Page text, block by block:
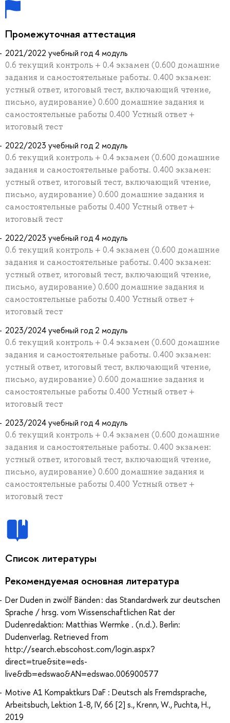
Промежуточная аттестация
2021/2022 учебный год 4 модуль
0.6 текущий контроль + 0.4 экзамен (0.600 домашние
задания и самостоятельные работы. 0.400 экзамен:
устный ответ, итоговый тест, включающий чтение,
письмо, аудирование) 0.600 домашние задания и
самостоятельные работы 0.400 Устный ответ +
итоговый тест
2022/2023 учебный год 2 модуль
0.6 текущий контроль + 0.4 экзамен (0.600 домашние
задания и самостоятельные работы. 0.400 экзамен:
устный ответ, итоговый тест, включающий чтение,
письмо, аудирование) 0.600 домашние задания и
самостоятельные работы 0.400 Устный ответ +
итоговый тест
2022/2023 учебный год 4 модуль
0.6 текущий контроль + 0.4 экзамен (0.600 домашние
задания и самостоятельные работы. 0.400 экзамен:
устный ответ, итоговый тест, включающий чтение,
письмо, аудирование) 0.600 домашние задания и
самостоятельные работы 0.400 Устный ответ +
итоговый тест
2023/2024 учебный год 2 модуль
0.6 текущий контроль + 0.4 экзамен (0.600 домашние
задания и самостоятельные работы. 0.400 экзамен:
устный ответ, итоговый тест, включающий чтение,
письмо, аудирование) 0.600 домашние задания и
самостоятельные работы 0.400 Устный ответ +
итоговый тест
2023/2024 учебный год 4 модуль
0.6 текущий контроль + 0.4 экзамен (0.600 домашние
задания и самостоятельные работы. 0.400 экзамен:
устный ответ, итоговый тест, включающий чтение,
письмо, аудирование) 0.600 домашние задания и
самостоятельные работы 0.400 Устный ответ +
итоговый тест
Список литературы
Рекомендуемая основная литература
Der Duden in zwölf Bänden : das Standardwerk zur deutschen
Sprache / hrsg. vom Wissenschaftlichen Rat der
Dudenredaktion: Matthias Wermke . (n.d.). Berlin:
Dudenverlag. Retrieved from
http://search.ebscohost.com/login.aspx?
direct=true&site=eds-
live&db=edswao&AN=edswao.006900577
Motive A1 Kompaktkurs DaF : Deutsch als Fremdsprache,
Arbeitsbuch, Lektion 1-8, IV, 66 [2] s., Krenn, W., Puchta, H.,
2019